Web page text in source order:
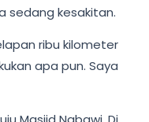
sedang kesakitan.
ribu kilometer
apa pun. Saya